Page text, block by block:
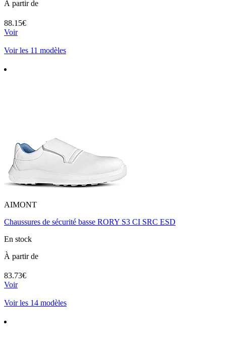
À partir de
88.15€
Voir
Voir les 11 modèles
AIMONT
Chaussures de sécurité basse RORY S3 CI SRC ESD
En stock
À partir de
83.73€
Voir
Voir les 14 modèles